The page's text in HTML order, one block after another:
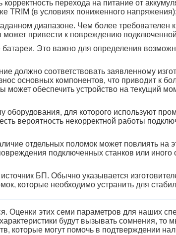
перехода на питание от
TRIM (в условиях пониженного напряжения);
диапазоне. Чем более требователен к
может привести к повреждению
Это важно для определения
должно соответствовать заявленному
основных компонентов, что приводит к
может обеспечить устройство на текущий
оборудования, для которого используют
вероятность некорректной работы
отдельных поломок может повлиять на
подключенных станков или
БП. Обычно указывается
которые необходимо устранить для
Оценки этих семи параметров для наших
будут вызывать сомнения,
которые могут помочь в подтверждении